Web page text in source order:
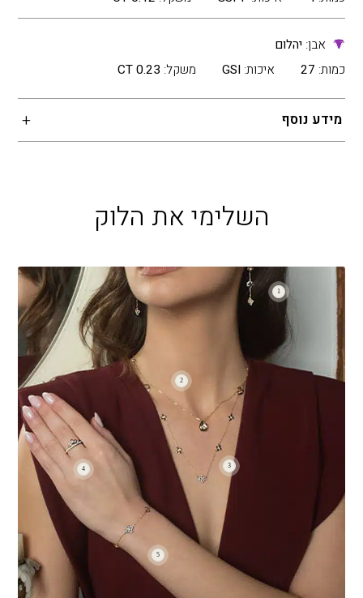
אבן:יהלום
כמות: 27 איכות: GSI משקל: 0.23 CT
מידע נוסף
השלימי את הלוק